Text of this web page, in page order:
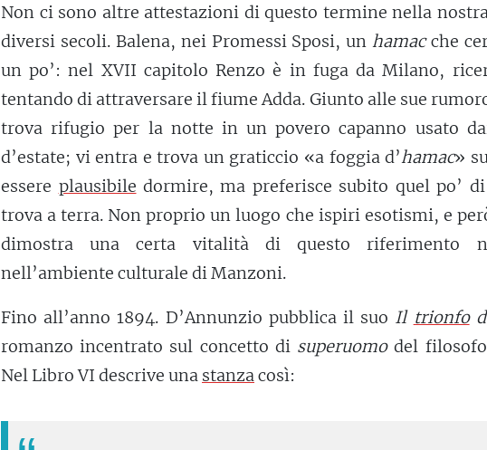
Non ci sono altre attestazioni di questo termine nella
diversi secoli. Balena, nei Promessi Sposi, un hamacche
un po’: nel XVII capitolo Renzo è in fuga da Milano,
tentando di attraversare il fiume Adda. Giunto alle sue
trova rifugio per la notte in un povero capanno usato
d’estate; vi entra e trova un graticcio «a foggia d’hamac»
essere plausibile dormire, ma preferisce subito quel po’
trova a terra. Non proprio un luogo che ispiri esotismi, e
dimostra una certa vitalità di questo riferimento
nell’ambiente culturale di Manzoni.
Fino all’anno 1894. D’Annunzio pubblica il suo Il trionfo
romanzo incentrato sul concetto di superuomodel filosofo
Nel Libro VI descrive una stanzacosì: